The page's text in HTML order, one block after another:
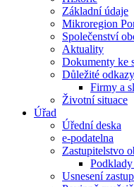
Základní údaje
Mikroregion
Společenství
Aktuality
Dokumenty ke
Důležité odkazy
Firmy a
Životní situace
Úřad
Úřední deska
e-podatelna
Zastupitelstvo
Usnesení